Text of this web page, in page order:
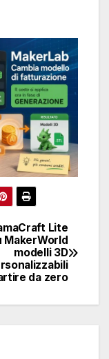
Lite
MakerWorld
modelli 3D
da zero